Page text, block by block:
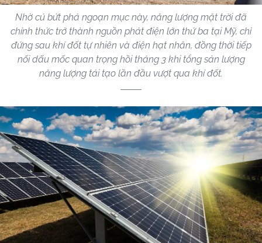
Nhờ cú bứt phá ngoạn mục này, năng lượng mặt trời đã
chính thức trở thành nguồn phát điện lớn thứ ba tại Mỹ, chỉ
đứng sau khí đốt tự nhiên và điện hạt nhân, đồng thời tiếp
nối dấu mốc quan trọng hồi tháng 3 khi tổng sản lượng
năng lượng tái tạo lần đầu vượt qua khí đốt.